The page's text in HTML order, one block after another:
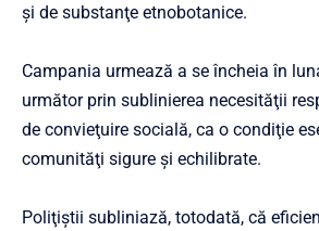
şi de substanţe etnobotanice.
Campania urmează a se încheia în
următor prin sublinierea necesităţii
de convieţuire socială, ca o condiţie
comunităţi sigure şi echilibrate.
Poliţiştii subliniază, totodată, că